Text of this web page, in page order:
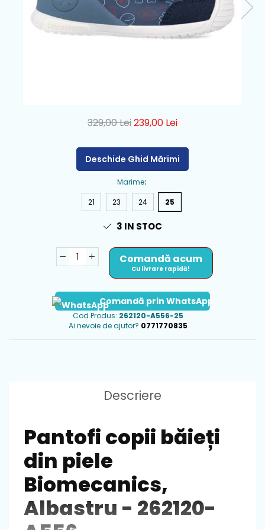
329,00 Lei239,00 Lei
Deschide Ghid Mărimi
Marime:
21
23 24 25
3 IN STOC
Comandă acum
Cu livrare rapidă!
Comandă prin WhatsApp
Cod Produs: 262120-A556-25
Ai nevoie de ajutor? 0771770835
Descriere
Pantofi copii băieți
din piele
Biomecanics,
Albastru - 262120-